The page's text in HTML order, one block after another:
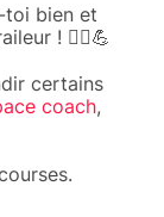
toi bien et
! 🏃‍♂️💪
certains
coach,